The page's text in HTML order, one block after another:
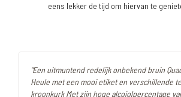
eens lekker de tijd om hiervan te
"Een uitmuntend redelijk onbekend bruin
Heule met een mooi etiket en verschillende
kroonkurk Met zijn hoge alcojolpercentage